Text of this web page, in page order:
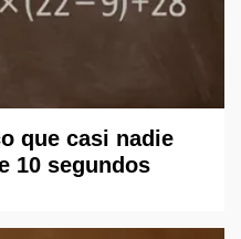
que casi nadie
10 segundos